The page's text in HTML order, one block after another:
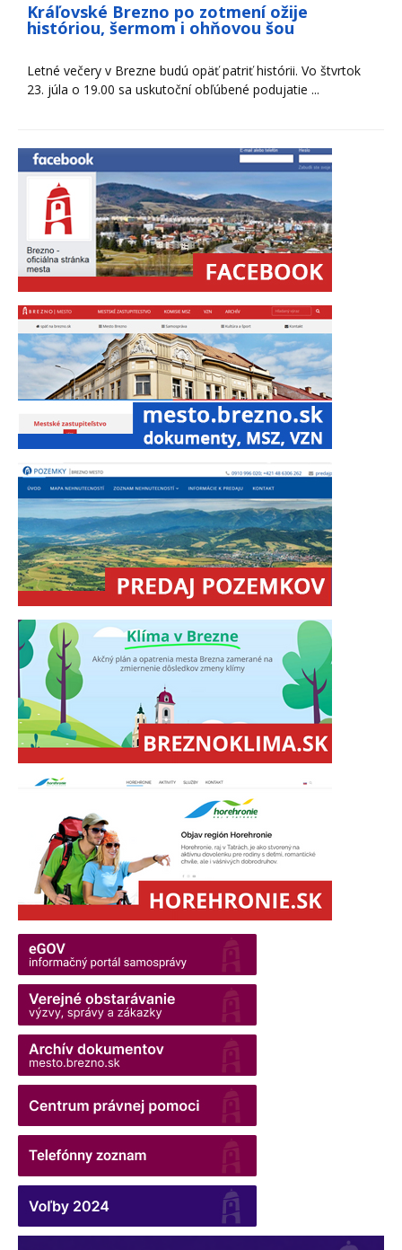
Kráľovské Brezno po zotmení ožije
históriou, šermom i ohňovou šou
Letné večery v Brezne budú opäť patriť histórii. Vo štvrtok
23. júla o 19.00 sa uskutoční obľúbené podujatie ...